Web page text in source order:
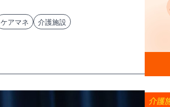
ケアマネ 介護施設